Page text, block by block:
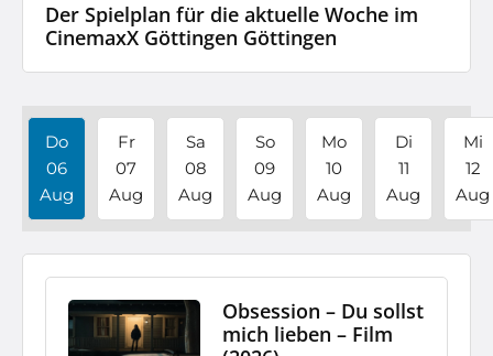
Der Spielplan für die aktuelle Woche im
CinemaxX Göttingen Göttingen
Do
06
Aug
Fr
07
Aug
Sa
08
Aug
So
09
Aug
Mo
10
Aug
Di
11
Aug
Mi
12
Aug
Obsession – Du sollst
mich lieben – Film